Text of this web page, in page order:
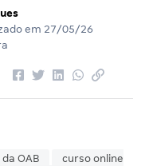
em 27/05/26
OAB
curso online